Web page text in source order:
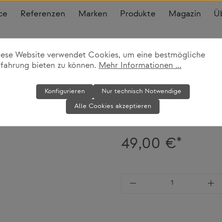
Referenzen Marken Produkte Magazin
Brotkasten
Vipp
49,00 €*
Produkt Anzahl:
Website verwendet Cookies, um eine bestmögliche
bieten zu können. Mehr Informationen ...
Nur technisch Notwendige
Konfigurieren
Alle Cookies akzeptieren